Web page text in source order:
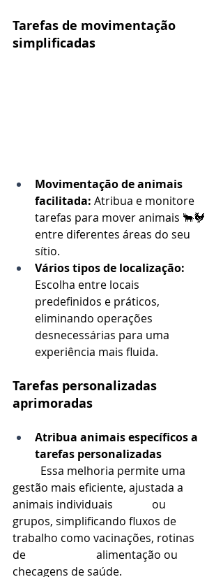
Tarefas de movimentação
simplificadas
Movimentação de animais
facilitada: Atribua e monitore
tarefas para mover animais 🐂🐓
entre diferentes áreas do seu
sítio.
Vários tipos de localização:
Escolha entre locais
predefinidos e práticos,
eliminando operações
desnecessárias para uma
experiência mais fluida.
Tarefas personalizadas
aprimoradas
Atribua animais específicos a
tarefas personalizadas
gestão mais eficiente, ajustada a
animais individuais 		ou
grupos, simplificando fluxos de
trabalho como vacinações, rotinas
de 			alimentação ou
checagens de saúde.